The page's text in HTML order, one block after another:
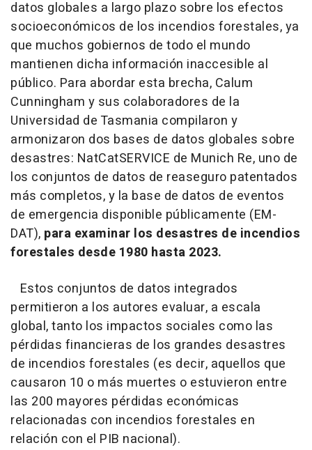
datos globales a largo plazo sobre los efectos
socioeconómicos de los incendios forestales, ya
que muchos gobiernos de todo el mundo
mantienen dicha información inaccesible al
público. Para abordar esta brecha, Calum
Cunningham y sus colaboradores de la
Universidad de Tasmania compilaron y
armonizaron dos bases de datos globales sobre
desastres: NatCatSERVICE de Munich Re, uno de
los conjuntos de datos de reaseguro patentados
más completos, y la base de datos de eventos
de emergencia disponible públicamente (EM-
DAT), para examinar los desastres de incendios
forestales desde 1980 hasta 2023.
Estos conjuntos de datos integrados
permitieron a los autores evaluar, a escala
global, tanto los impactos sociales como las
pérdidas financieras de los grandes desastres
de incendios forestales (es decir, aquellos que
causaron 10 o más muertes o estuvieron entre
las 200 mayores pérdidas económicas
relacionadas con incendios forestales en
relación con el PIB nacional).